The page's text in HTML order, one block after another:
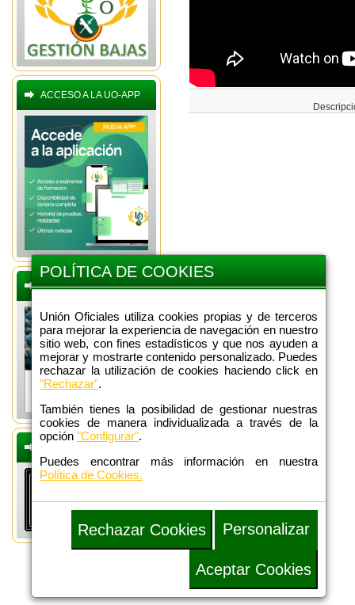
POLÍTICA DE COOKIES
Unión Oficiales utiliza cookies propias y de terceros
para mejorar la experiencia de navegación en nuestro
sitio web, con fines estadísticos y que nos ayuden a
mejorar y mostrarte contenido personalizado. Puedes
rechazar la utilización de cookies haciendo click en
"Rechazar".
También tienes la posibilidad de gestionar nuestras
cookies de manera individualizada a través de la
opción "Configurar".
Puedes encontrar más información en nuestra
Política de Cookies.
Rechazar Cookies Personalizar
Aceptar Cookies
ACCESO A LA UO-APP
BOLETINES OFERTAS
DEFENSA